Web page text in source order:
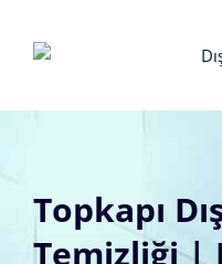
content
Topkapı
Temizliği |